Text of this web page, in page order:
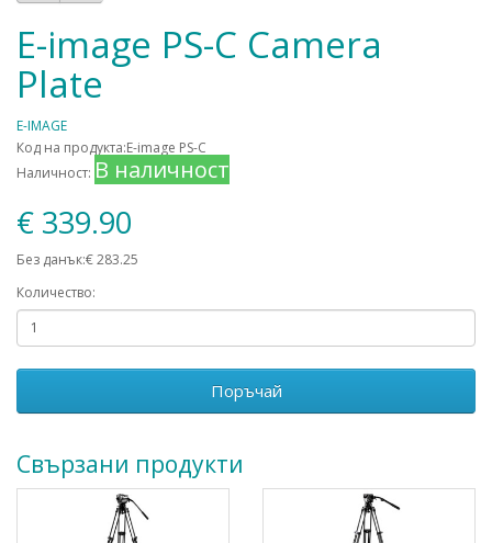
E-image PS-C Camera
Plate
E-IMAGE
Код на продукта:E-image PS-C
Наличност: В наличност
€ 339.90
Без данък:€ 283.25
Количество:
Поръчай
Свързани продукти